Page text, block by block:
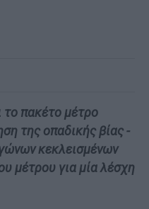
το πακέτο μέτρο
της οπαδικής βίας -
κεκλεισμένων
μέτρου για μία λέσχη